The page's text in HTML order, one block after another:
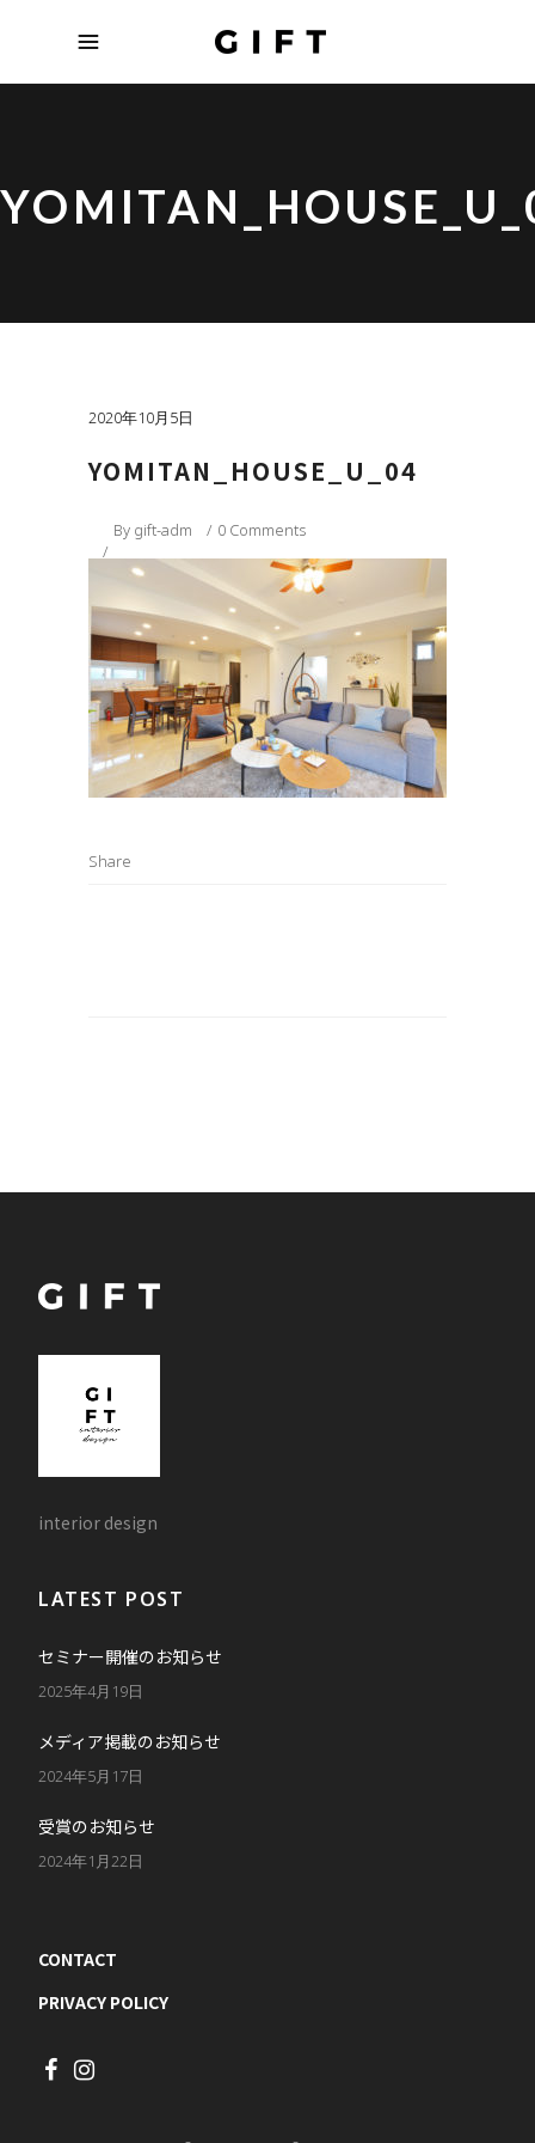
2020年10月5日
YOMITAN_HOUSE_U_04
By gift-adm 0 Comments
Share
interior design
LATEST POST
セミナー開催のお知らせ
2025年4月19日
メディア掲載のお知らせ
2024年5月17日
受賞のお知らせ
2024年1月22日
CONTACT
PRIVACY POLICY